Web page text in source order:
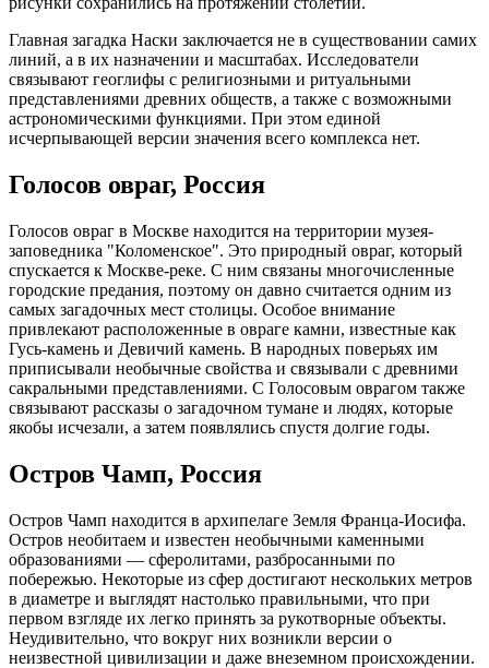
Главная загадка Наски заключается не в существовании самих
линий, а в их назначении и масштабах. Исследователи
связывают геоглифы с религиозными и ритуальными
представлениями древних обществ, а также с возможными
астрономическими функциями. При этом единой
исчерпывающей версии значения всего комплекса нет.
Голосов овраг, Россия
Голосов овраг в Москве находится на территории музея-
заповедника "Коломенское". Это природный овраг, который
спускается к Москве-реке. С ним связаны многочисленные
городские предания, поэтому он давно считается одним из
самых загадочных мест столицы. Особое внимание
привлекают расположенные в овраге камни, известные как
Гусь-камень и Девичий камень. В народных поверьях им
приписывали необычные свойства и связывали с древними
сакральными представлениями. С Голосовым оврагом также
связывают рассказы о загадочном тумане и людях, которые
якобы исчезали, а затем появлялись спустя долгие годы.
Остров Чамп, Россия
Остров Чамп находится в архипелаге Земля Франца-Иосифа.
Остров необитаем и известен необычными каменными
образованиями — сферолитами, разбросанными по
побережью. Некоторые из сфер достигают нескольких метров
в диаметре и выглядят настолько правильными, что при
первом взгляде их легко принять за рукотворные объекты.
Неудивительно, что вокруг них возникли версии о
неизвестной цивилизации и даже внеземном происхождении.